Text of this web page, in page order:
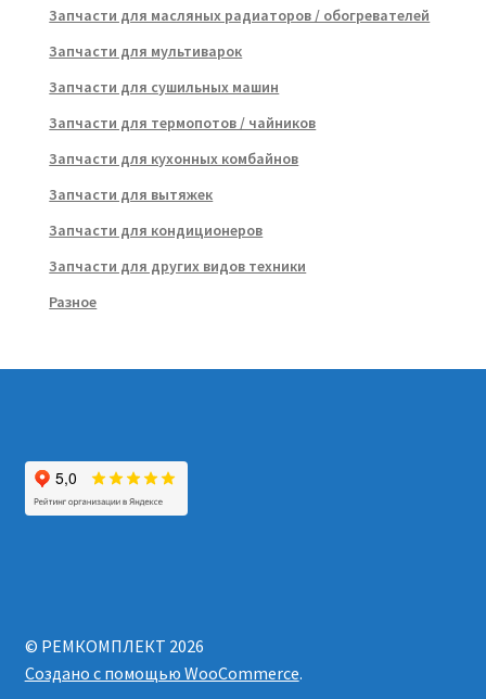
Запчасти для масляных радиаторов / обогревателей
Запчасти для мультиварок
Запчасти для сушильных машин
Запчасти для термопотов / чайников
Запчасти для кухонных комбайнов
Запчасти для вытяжек
Запчасти для кондиционеров
Запчасти для других видов техники
Разное
© РЕМКОМПЛЕКТ 2026
Создано с помощью WooCommerce.